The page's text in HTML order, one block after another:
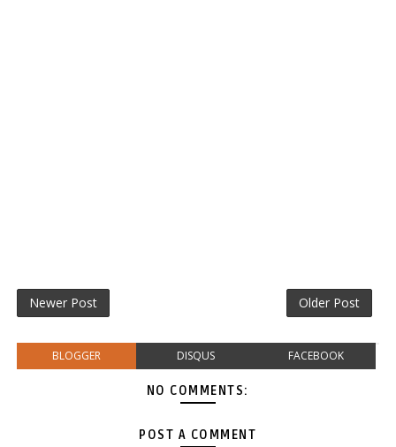
Newer Post Older Post
BLOGGER DISQUS FACEBOOK
NO COMMENTS:
POST A COMMENT